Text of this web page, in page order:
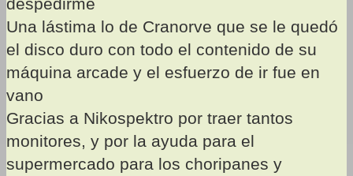
Una lástima lo de Cranorve que se le quedó
el disco duro con todo el contenido de su
máquina arcade y el esfuerzo de ir fue en
vano
Gracias a Nikospektro por traer tantos
monitores, y por la ayuda para el
supermercado para los choripanes y